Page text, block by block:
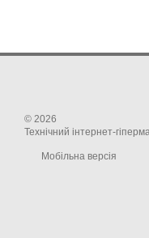
© 2026
Технічний інтернет-
Мобільна версія